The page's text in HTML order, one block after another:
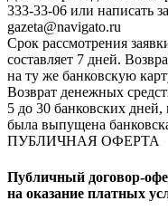
333-33-06 или написать
gazeta@navigato.ru
Срок рассмотрения
составляет 7 дней.
на ту же банковскую
Возврат денежных
5 до 30 банковских
была выпущена
ПУБЛИЧНАЯ ОФЕРТА
Публичный договор-
на оказание платных